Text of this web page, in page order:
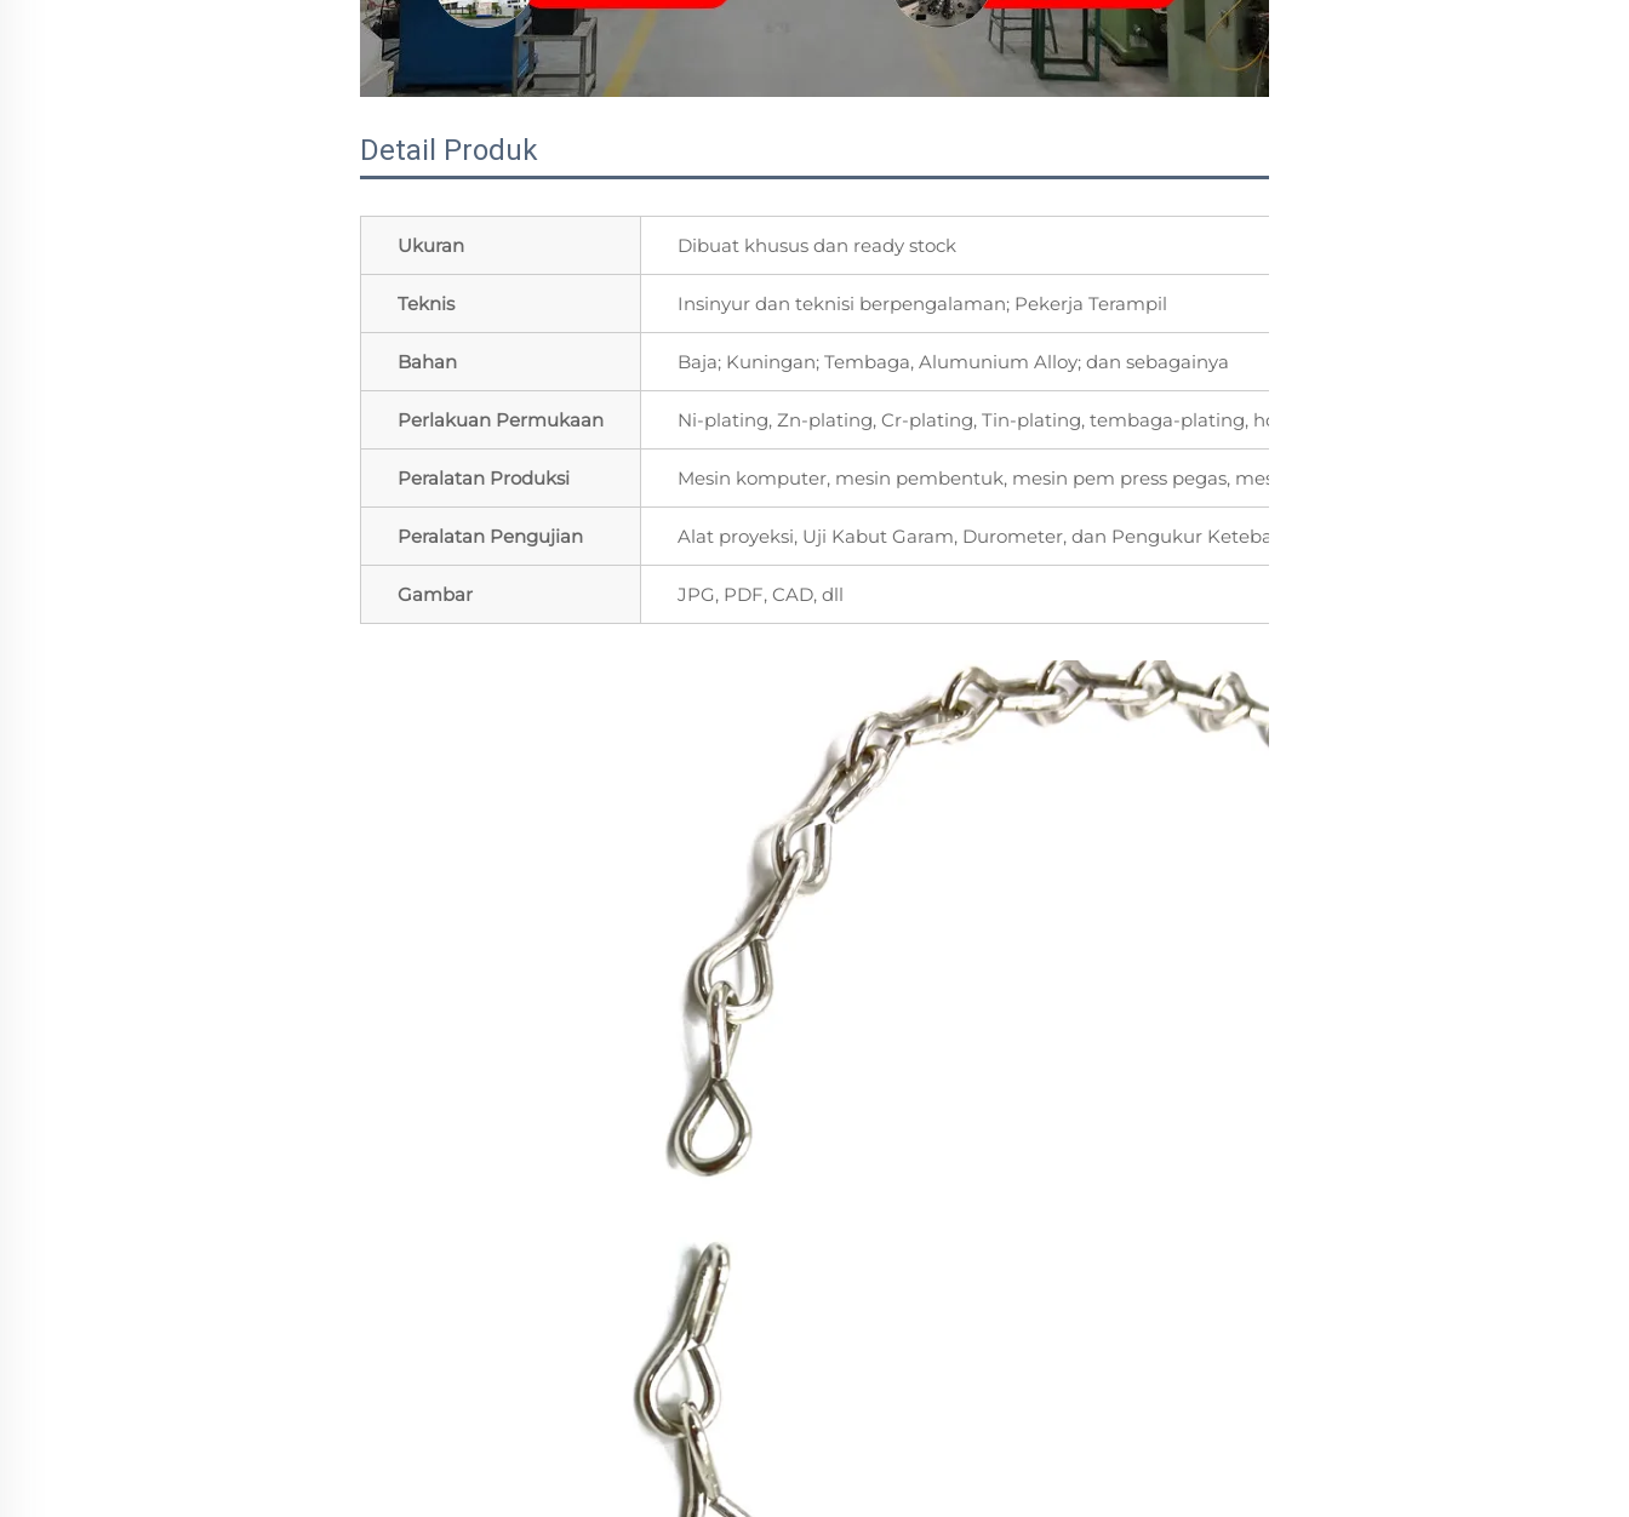
Detail Produk
Ukuran Dibuat khusus dan ready stock
Teknis Insinyur dan teknisi berpengalaman; Pekerja Terampil
Bahan Baja; Kuningan; Tembaga, Alumunium Alloy; dan sebagainya
Perlakuan Permukaan Ni-plating, Zn-plating, Cr-plating, Tin-plating, tembaga-plating, hot-dipgalvanizing, lapisan oksida
Peralatan Produksi Mesin komputer, mesin pembentuk, mesin pem press pegas, mesin membengkokkan, mesin punching
Peralatan Pengujian Alat proyeksi, Uji Kabut Garam, Durometer, dan Pengukur Ketebalan Lapisan
Gambar JPG, PDF, CAD, dll